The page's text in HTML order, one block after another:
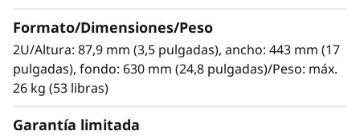
enclosures per SAS Chain (using multiple
ports). One chain supports up to 192 drives.
Supported drives include 15,000, 10,000 and
10,000rpm SED HDDs, and high-
Formato/Dimensiones/Peso
2U/Altura: 87,9 mm (3,5 pulgadas), ancho: 443 mm (17
pulgadas), fondo: 630 mm (24,8 pulgadas)/Peso: máx.
26 kg (53 libras)
Garantía limitada